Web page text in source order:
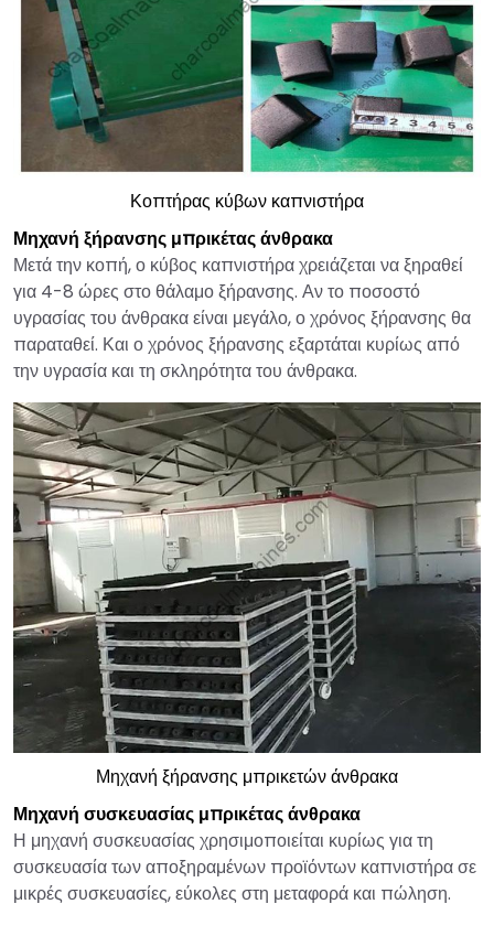
Κοπτήρας κύβων καπνιστήρα
Μηχανή ξήρανσης μπρικέτας άνθρακα
Μετά την κοπή, ο κύβος καπνιστήρα χρειάζεται να ξηραθεί
για 4-8 ώρες στο θάλαμο ξήρανσης. Αν το ποσοστό
υγρασίας του άνθρακα είναι μεγάλο, ο χρόνος ξήρανσης θα
παραταθεί. Και ο χρόνος ξήρανσης εξαρτάται κυρίως από
την υγρασία και τη σκληρότητα του άνθρακα.
Μηχανή ξήρανσης μπρικετών άνθρακα
Μηχανή συσκευασίας μπρικέτας άνθρακα
Η μηχανή συσκευασίας χρησιμοποιείται κυρίως για τη
συσκευασία των αποξηραμένων προϊόντων καπνιστήρα σε
μικρές συσκευασίες, εύκολες στη μεταφορά και πώληση.